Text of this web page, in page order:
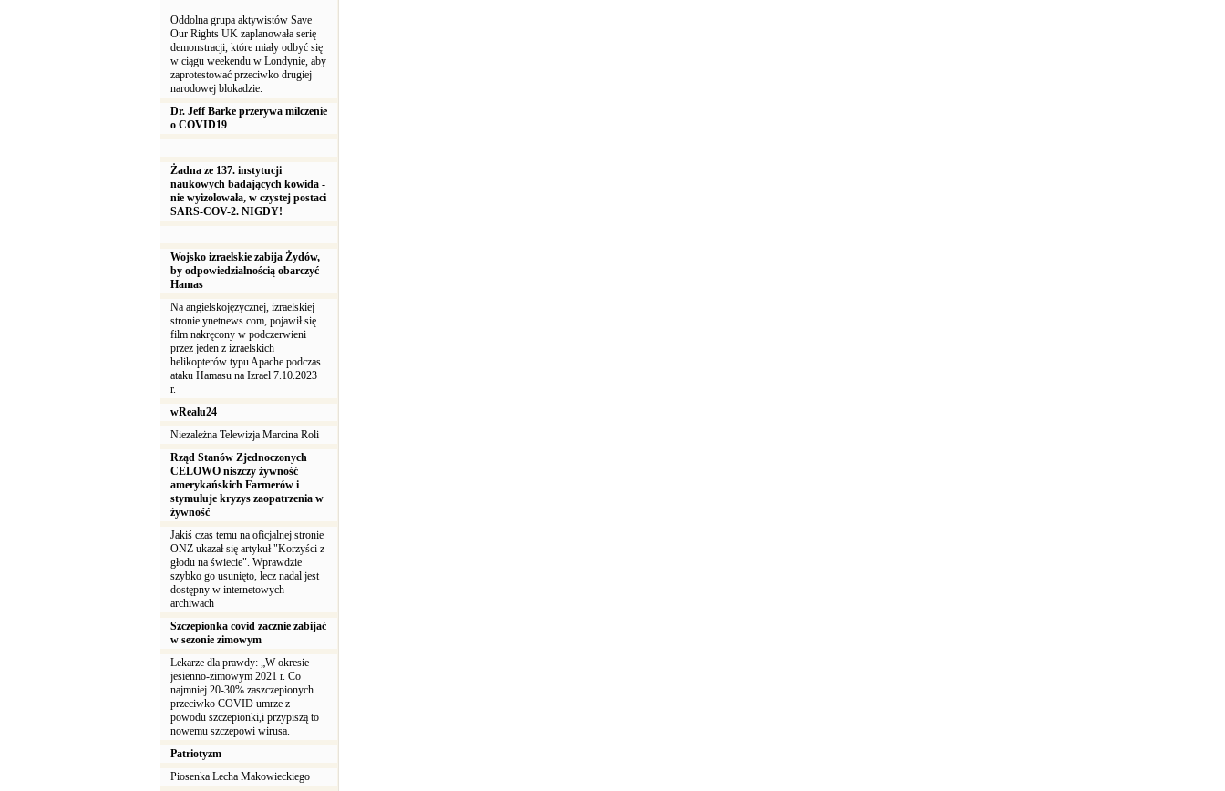
Oddolna grupa aktywistów Save
Our Rights UK zaplanowała serię
demonstracji, które miały odbyć się
w ciągu weekendu w Londynie, aby
zaprotestować przeciwko drugiej
narodowej blokadzie.
Dr. Jeff Barke przerywa milczenie
o COVID19
Żadna ze 137. instytucji
naukowych badających kowida -
nie wyizolowała, w czystej postaci
SARS-COV-2. NIGDY!
Wojsko izraelskie zabija Żydów,
by odpowiedzialnością obarczyć
Hamas
Na angielskojęzycznej, izraelskiej
stronie ynetnews.com, pojawił się
film nakręcony w podczerwieni
przez jeden z izraelskich
helikopterów typu Apache podczas
ataku Hamasu na Izrael 7.10.2023
r.
wRealu24
Niezależna Telewizja Marcina Roli
Rząd Stanów Zjednoczonych
CELOWO niszczy żywność
amerykańskich Farmerów i
stymuluje kryzys zaopatrzenia w
żywność
Jakiś czas temu na oficjalnej stronie
ONZ ukazał się artykuł "Korzyści z
głodu na świecie". Wprawdzie
szybko go usunięto, lecz nadal jest
dostępny w internetowych
archiwach
Szczepionka covid zacznie zabijać
w sezonie zimowym
Lekarze dla prawdy: „W okresie
jesienno-zimowym 2021 r. Co
najmniej 20-30% zaszczepionych
przeciwko COVID umrze z
powodu szczepionki,i przypiszą to
nowemu szczepowi wirusa.
Patriotyzm
Piosenka Lecha Makowieckiego